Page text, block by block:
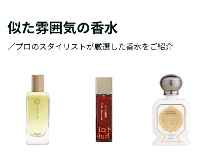
似た雰囲気の香水
／プロのスタイリストが厳選した香水をご紹介